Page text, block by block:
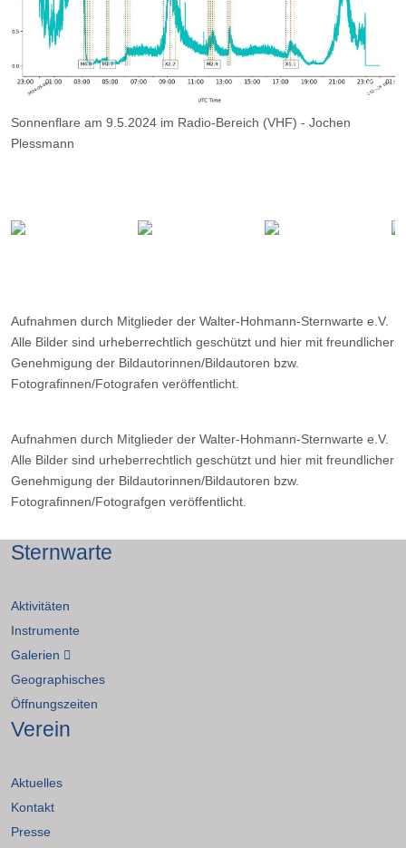
Sonnenflare am 9.5.2024 im Radio-Bereich (VHF) - Jochen
Plessmann
Aufnahmen durch Mitglieder der Walter-Hohmann-Sternwarte e.V.
Alle Bilder sind urheberrechtlich geschützt und hier mit freundlicher
Genehmigung der Bildautorinnen/Bildautoren bzw.
Fotografinnen/Fotografen veröffentlicht.
Aufnahmen durch Mitglieder der Walter-Hohmann-Sternwarte e.V.
Alle Bilder sind urheberrechtlich geschützt und hier mit freundlicher
Genehmigung der Bildautorinnen/Bildautoren bzw.
Fotografinnen/Fotografgen veröffentlicht.
Sternwarte
Aktivitäten
Instrumente
Galerien
Geographisches
Öffnungszeiten
Verein
Aktuelles
Kontakt
Presse